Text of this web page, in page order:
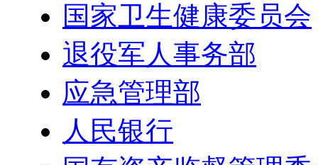
国家卫生健康委员会
退役军人事务部
应急管理部
人民银行